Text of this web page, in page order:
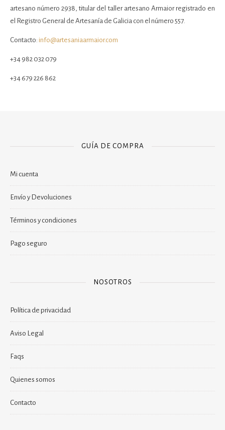
artesano número 2938, titular del taller artesano Armaior registrado en
el Registro General de Artesanía de Galicia con el número 557.
Contacto: info@artesaniaarmaior.com
+34 982 032 079
+34 679 226 862
GUÍA DE COMPRA
Mi cuenta
Envío y Devoluciones
Términos y condiciones
Pago seguro
NOSOTROS
Política de privacidad
Aviso Legal
Faqs
Quienes somos
Contacto